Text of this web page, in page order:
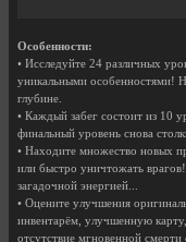
Особенности:
• Исследуйте 24 различных
уникальными особенностями!
глубине.
• Каждый забег состоит из 10
финальный уровень снова
• Находите множество новых
или быстро уничтожать
загадочной энергией...
• Оцените улучшения
инвентарём, улучшенную
отсутствие мгновенной смерти